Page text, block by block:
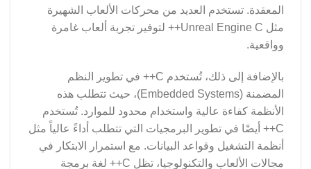
المعقدة. تستخدم العديد من محركات الألعاب الشهيرة
مثل Unreal Engine C++ لتوفير تجربة ألعاب غامرة
وواقعية.
بالإضافة إلى ذلك، تُستخدم C++ في تطوير النظم
المضمنة (Embedded Systems)، حيث تتطلب هذه
الأنظمة كفاءة عالية واستخدام محدود للموارد. تُستخدم
C++ أيضًا في تطوير البرمجيات التي تتطلب أداءً عالياً مثل
أنظمة التشغيل وقواعد البيانات. مع استمرار الابتكار في
مجالات الألعاب والتكنولوجيا، تظل C++ لغة برمجة